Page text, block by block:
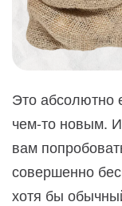
Это абсолютно
чем-то новым.
вам
совершенно
хотя бы